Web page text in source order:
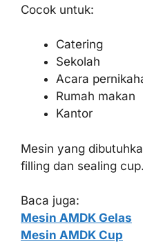
Cocok untuk:
Catering
Sekolah
Acara
Rumah makan
Kantor
Mesin yang
filling dan sealing cup.
Baca juga:
Mesin AMDK Gelas
Mesin AMDK Cup